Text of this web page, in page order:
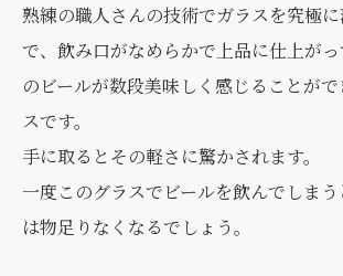
熟練の職人さんの技術でガラスを究極
で、飲み口がなめらかで上品に仕上が
のビールが数段美味しく感じることが
スです。
手に取るとその軽さに驚かされます。
一度このグラスでビールを飲んでしま
は物足りなくなるでしょう。